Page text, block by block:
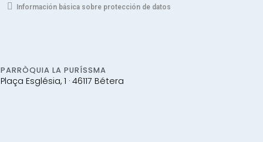
Información básica sobre protección de datos
PARRÒQUIA LA PURÍSSMA
Plaça Església, 1 · 46117 Bétera